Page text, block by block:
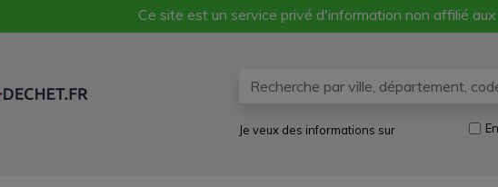
Ce site est un service privé d'information non affilié aux
Je veux des informations sur